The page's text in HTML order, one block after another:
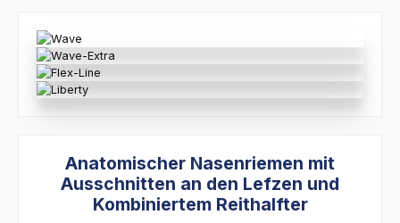
Anatomischer Nasenriemen mit
Ausschnitten an den Lefzen und
Kombiniertem Reithalfter